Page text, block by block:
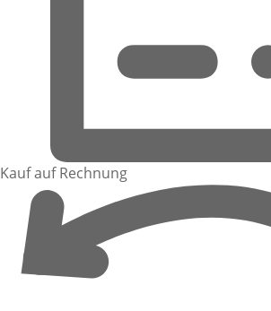
Kauf auf Rechnung